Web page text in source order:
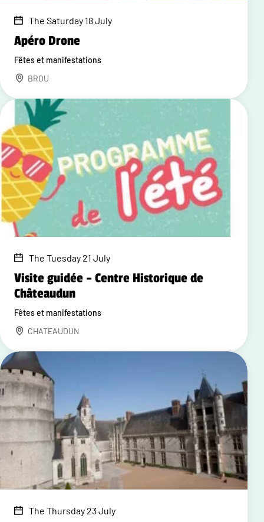
The Saturday 18 July
Apéro Drone
Fêtes et manifestations
BROU
The Tuesday 21 July
Visite guidée – Centre Historique de
Châteaudun
Fêtes et manifestations
CHATEAUDUN
The Thursday 23 July